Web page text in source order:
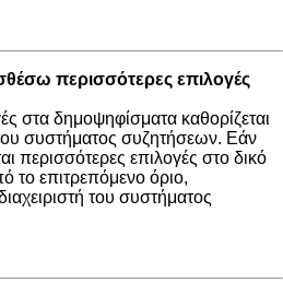
περισσότερες επιλογές
στα δημοψηφίσματα καθορίζεται
συστήματος συζητήσεων. Εάν
περισσότερες επιλογές στο δικό
το επιτρεπόμενο όριο,
του συστήματος